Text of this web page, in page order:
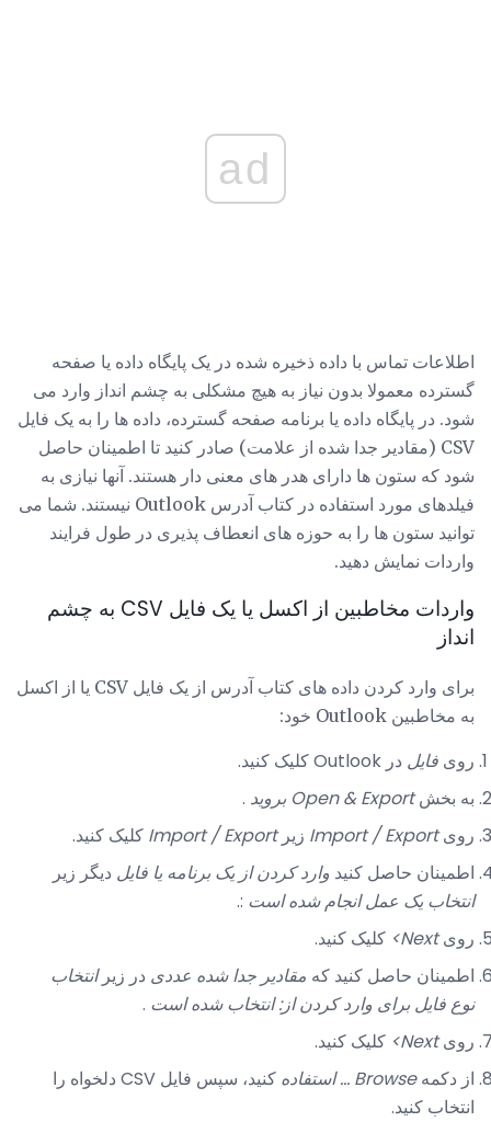
ad
اطلاعات تماس با داده ذخیره شده در یک پایگاه داده یا صفحه
گسترده معمولا بدون نیاز به هیچ مشکلی به چشم انداز وارد می
شود. در پایگاه داده یا برنامه صفحه گسترده، داده ها را به یک فایل
CSV (مقادیر جدا شده از علامت) صادر کنید تا اطمینان حاصل
شود که ستون ها دارای هدر های معنی دار هستند. آنها نیازی به
فیلدهای مورد استفاده در کتاب آدرس Outlook نیستند. شما می
توانید ستون ها را به حوزه های انعطاف پذیری در طول فرایند
واردات نمایش دهید.
واردات مخاطبین از اکسل یا یک فایل CSV به چشم
انداز
برای وارد کردن داده های کتاب آدرس از یک فایل CSV یا از اکسل
به مخاطبین Outlook خود:
روی فایل در Outlook کلیک کنید.
به بخشOpen & Export بروید
.
رویImport / Export زیرImport / Export کلیک کنید.
اطمینان حاصل کنید وارد کردن از یک برنامه یا فایل دیگر زیر
انتخاب یک عمل انجام شده است :.
رویNext>
کلیک کنید.
اطمینان حاصل کنید که مقادیر جدا شده عددی در زیرانتخاب
نوع فایل برای وارد کردن از: انتخاب شده است .
رویNext>
کلیک کنید.
از دکمهBrowse ... استفاده
کنید، سپس فایل CSV دلخواه را
انتخاب کنید.